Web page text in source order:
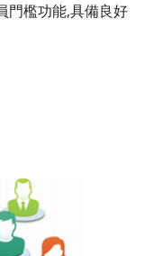
門檻功能,具備良好